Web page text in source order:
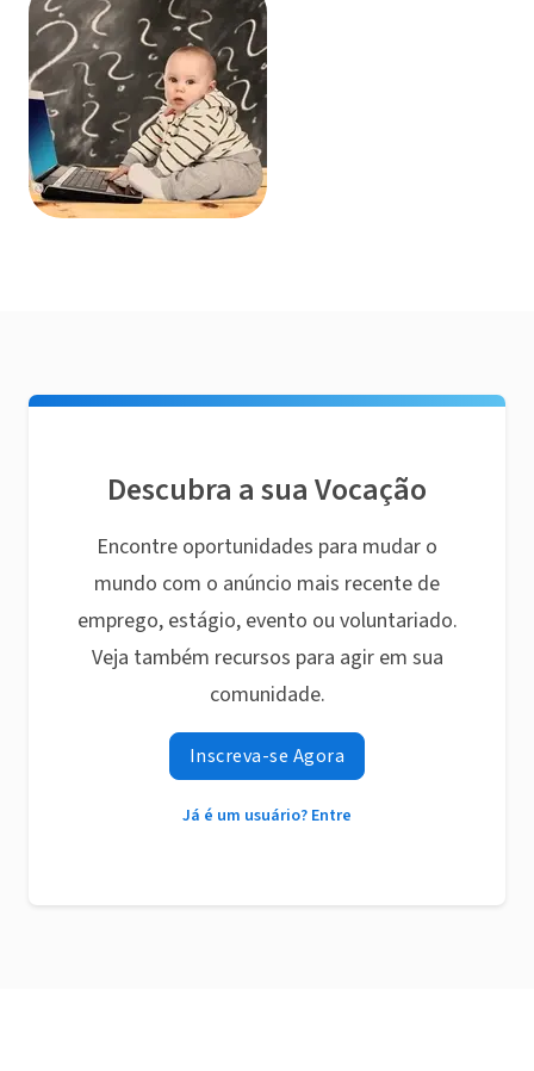
Descubra a sua Vocação
Encontre oportunidades para mudar o
mundo com o anúncio mais recente de
emprego, estágio, evento ou voluntariado.
Veja também recursos para agir em sua
comunidade.
Inscreva-se Agora
Já é um usuário? Entre